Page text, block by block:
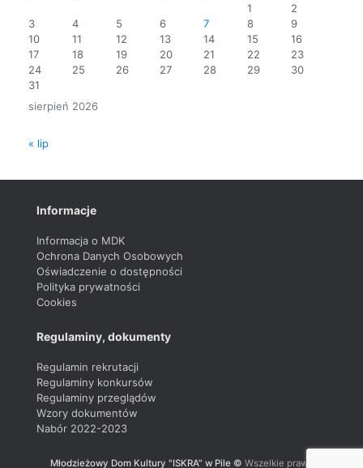
sierpień 2026
1
2
3
4 5 6 7 8
9
10
11 12 13 14 15
16
17
18 19 20 21 22
23
24
25 26 27 28 29
30
31
« lip
Informacje
Informacja o MDK
Ochrona Danych Osobowych
Oświadczenie o dostępności
Polityka prywatności
Cookies
Regulaminy, dokumenty
Regulamin rekrutacji
Regulaminy konkursów
Regulaminy przeglądów
Wzory dokumentów
Nabór 2022-2023
Młodzieżowy Dom Kultury "ISKRA" w Pile © Wszelkie prawa